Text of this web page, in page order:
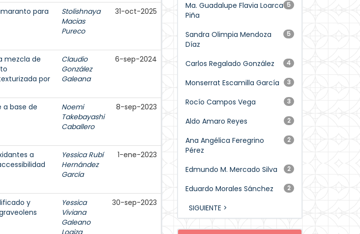
para
Stolishnaya
Macias
Pureco
31-oct-2025
mezcla de
por
Claudio
González
Galeana
6-sep-2024
a base de
Noemi
Takebayashi
Caballero
8-sep-2023
a
Yessica Rubí
Hernández
García
1-ene-2023
y
Yessica
Viviana
Galeano
Loaiza
30-sep-2023
5
Ma. Guadalupe Flavia Loarca
Piña
5
Sandra Olimpia Mendoza
Díaz
4
Carlos Regalado González
3
Monserrat Escamilla García
3
Rocío Campos Vega
2
Aldo Amaro Reyes
2
Ana Angélica Feregrino
Pérez
2
Edmundo M. Mercado Silva
2
Eduardo Morales Sánchez
SIGUIENTE >